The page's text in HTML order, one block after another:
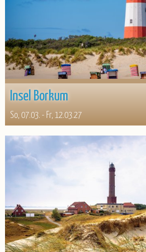
Insel Borkum
So, 07.03. - Fr, 12.03.27